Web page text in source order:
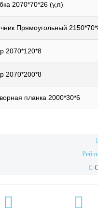
2070*70*26 (у,п)
Прямоугольный
2070*120*8
2070*200*8
планка 2000*30*6